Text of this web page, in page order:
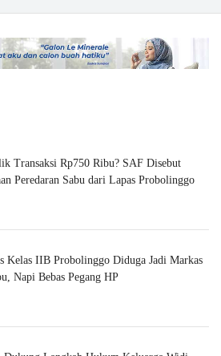
Transaksi Rp750 Ribu? SAF Disebut
Peredaran Sabu dari Lapas Probolinggo
Kelas IIB Probolinggo Diduga Jadi Markas
Napi Bebas Pegang HP